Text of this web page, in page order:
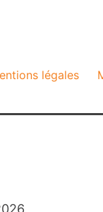
légales